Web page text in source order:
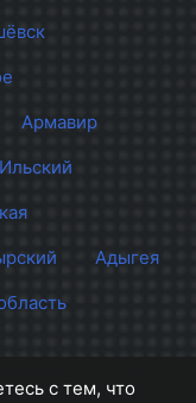
Армавир
Ильский
Адыгея
с тем, что